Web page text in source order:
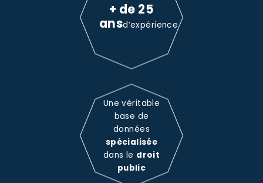
+ de 25
ansd’expérience
Une véritable
base de
données
spécialisée
dans le droit
public